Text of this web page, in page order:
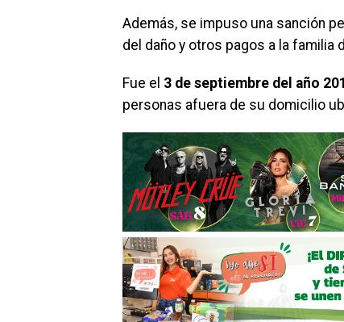
Además, se impuso una sanción
del daño y otros pagos a la familia
Fue el 3 de septiembre del año
personas afuera de su domicilio